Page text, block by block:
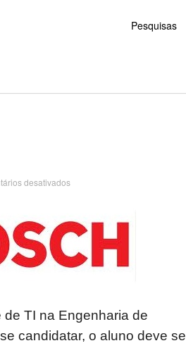
Pesquisas
desativados
TI na Engenharia de
candidatar, o aluno deve se